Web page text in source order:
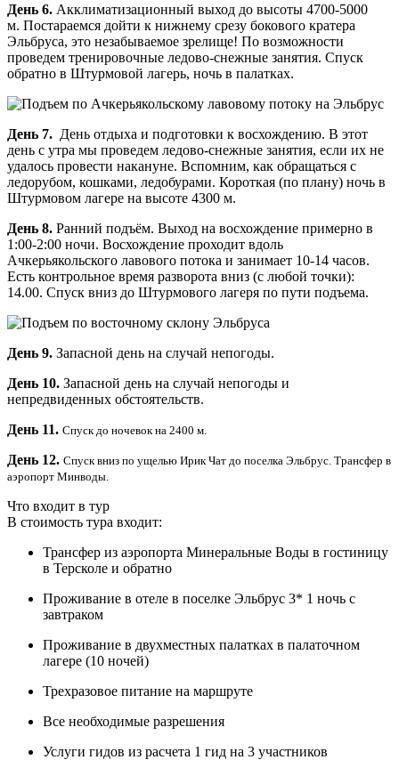
День 6. Акклиматизационный выход до высоты 4700-5000
м. Постараемся дойти к нижнему срезу бокового кратера
Эльбруса, это незабываемое зрелище! По возможности
проведем тренировочные ледово-снежные занятия. Спуск
обратно в Штурмовой лагерь, ночь в палатках.
День 7. День отдыха и подготовки к восхождению. В этот
день с утра мы проведем ледово-снежные занятия, если их не
удалось провести накануне. Вспомним, как обращаться с
ледорубом, кошками, ледобурами. Короткая (по плану) ночь в
Штурмовом лагере на высоте 4300 м.
День 8. Ранний подъём. Выход на восхождение примерно в
1:00-2:00 ночи. Восхождение проходит вдоль
Ачкерьякольского лавового потока и занимает 10-14 часов.
Есть контрольное время разворота вниз (с любой точки):
14.00. Спуск вниз до Штурмового лагеря по пути подъема.
День 9. Запасной день на случай непогоды.
День 10. Запасной день на случай непогоды и
непредвиденных обстоятельств.
День 11. Спуск до ночевок на 2400 м.
День 12. Спуск вниз по ущелью Ирик Чат до поселка Эльбрус. Трансфер в
аэропорт Минводы.
Что входит в тур
В стоимость тура входит:
Трансфер из аэропорта Минеральные Воды в гостиницу
в Терсколе и обратно
Проживание в отеле в поселке Эльбрус 3* 1 ночь с
завтраком
Проживание в двухместных палатках в палаточном
лагере (10 ночей)
Трехразовое питание на маршруте
Все необходимые разрешения
Услуги гидов из расчета 1 гид на 3 участников